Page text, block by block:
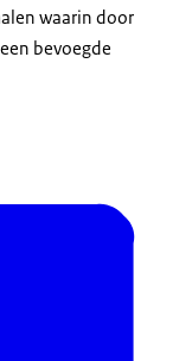
waarin door
bevoegde